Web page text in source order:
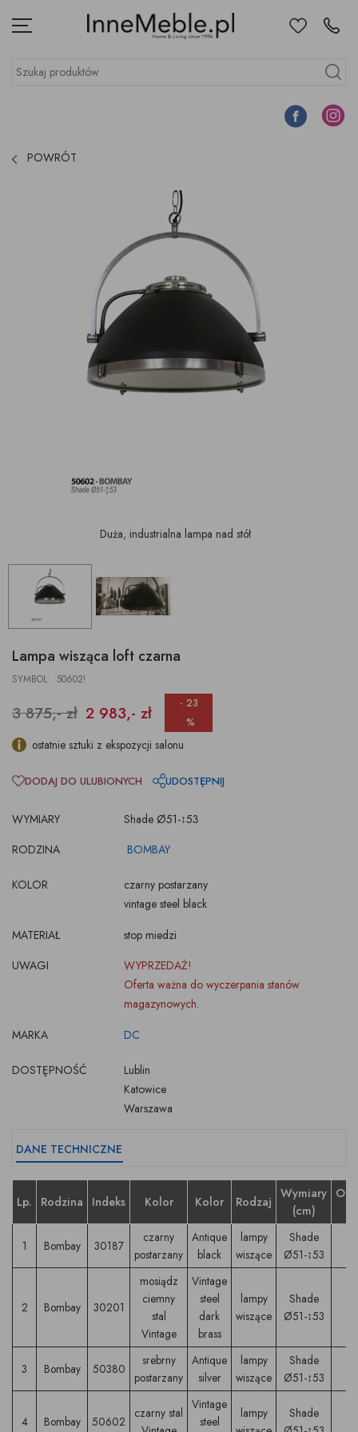
Menu UlubioneKontakt
Szukaj produktów
Szukaj
Facebook
POWRÓT
Duża, industrialna lampa nad stół
Lampa wisząca loft czarna
SYMBOL: 50602!
3 875,- zł 2 983,- zł
- 23
%
ostatnie sztuki z ekspozycji salonu
WYMIARY
Shade Ø51-↕53
RODZINA
BOMBAY
KOLOR
czarny postarzany
vintage steel black
MATERIAŁ
stop miedzi
UWAGI
WYPRZEDAŻ!
Oferta ważna do wyczerpania stanów
magazynowych.
MARKA
DC
DOSTĘPNOŚĆ
Lublin
Katowice
Warszawa
DODAJ DO ULUBIONYCH UDOSTĘPNIJ
DANE TECHNICZNE
Lp. Rodzina Indeks Kolor Kolor Rodzaj
Wymiary
(cm)
1 Bombay 30187
czarny
postarzany
Antique
black
lampy
wiszące
Shade
Ø51-↕53
2 Bombay 30201
mosiądz
ciemny
stal
Vintage
Vintage
steel
dark
brass
lampy
wiszące
Shade
Ø51-↕53
3 Bombay 50380
srebrny
postarzany
Antique
silver
lampy
wiszące
Shade
Ø51-↕53
4 Bombay 50602
czarny stal
Vintage
steel
lampy
Shade